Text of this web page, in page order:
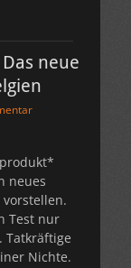
Das neue
neues
vorstellen.
Test nur
Tatkräftige
Nichte.